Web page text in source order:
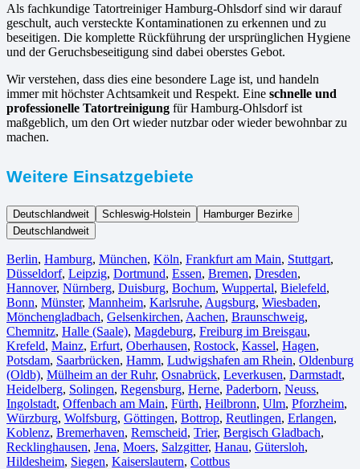
Als fachkundige Tatortreiniger Hamburg-Ohlsdorf sind wir darauf
geschult, auch versteckte Kontaminationen zu erkennen und zu
beseitigen. Die komplette Rückführung der ursprünglichen Hygiene
und der Geruchsbeseitigung sind dabei oberstes Gebot.
Wir verstehen, dass dies eine besondere Lage ist, und handeln
immer mit höchster Achtsamkeit und Respekt. Eine schnelle und
professionelle Tatortreinigung für Hamburg-Ohlsdorf ist
maßgeblich, um den Ort wieder nutzbar oder wieder bewohnbar zu
machen.
Weitere Einsatzgebiete
Deutschlandweit Schleswig-Holstein
Hamburger Bezirke
Deutschlandweit
Berlin⁠, Hamburg, München, Köln⁠, Frankfurt am Main, Stuttgart,
Düsseldorf, Leipzig, Dortmund, Essen, Bremen, Dresden,
Hannover, Nürnberg, Duisburg⁠, Bochum, Wuppertal⁠, Bielefeld⁠,
Bonn⁠, Münster⁠, Mannheim, Karlsruhe, Augsburg, Wiesbaden⁠,
Mönchengladbach⁠, Gelsenkirchen⁠, Aachen⁠, Braunschweig,
Chemnitz⁠, Halle (Saale)⁠, Magdeburg, Freiburg im Breisgau⁠,
Krefeld⁠, Mainz⁠, Erfurt, Oberhausen⁠, Rostock⁠, Kassel⁠, Hagen,
Potsdam, Saarbrücken⁠, Hamm, Ludwigshafen am Rhein⁠, Oldenburg
(Oldb), Mülheim an der Ruhr, Osnabrück⁠, Leverkusen, Darmstadt⁠,
Heidelberg, Solingen, Regensburg, Herne⁠, Paderborn, Neuss,
Ingolstadt, Offenbach am Main, Fürth⁠, Heilbronn, Ulm⁠, Pforzheim,
Würzburg, Wolfsburg⁠, Göttingen, Bottrop, Reutlingen, Erlangen⁠,
Koblenz, Bremerhaven⁠, Remscheid, Trier⁠, Bergisch Gladbach,
Recklinghausen, Jena⁠, Moers⁠, Salzgitter⁠, Hanau, Gütersloh,
Hildesheim⁠, Siegen⁠, Kaiserslautern⁠, Cottbus⁠